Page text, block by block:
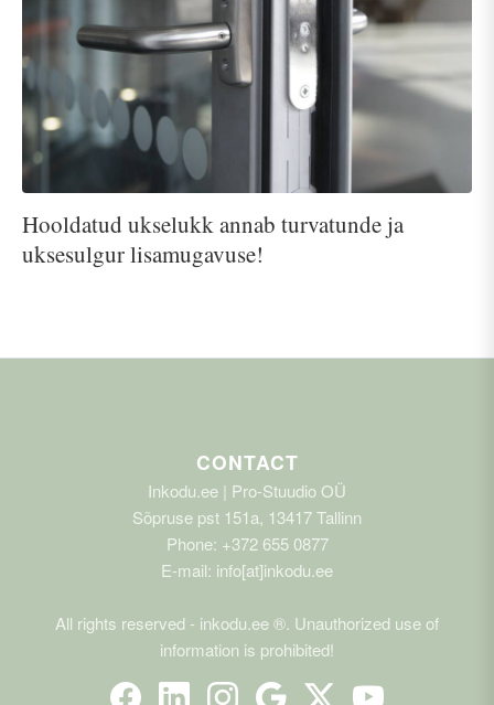
Hooldatud ukselukk annab turvatunde ja
uksesulgur lisamugavuse!
CONTACT
Inkodu.ee | Pro-Stuudio OÜ
Sõpruse pst 151a, 13417 Tallinn
Phone: +372 655 0877
E-mail: info[at]inkodu.ee
All rights reserved - inkodu.ee ®. Unauthorized use of
information is prohibited!